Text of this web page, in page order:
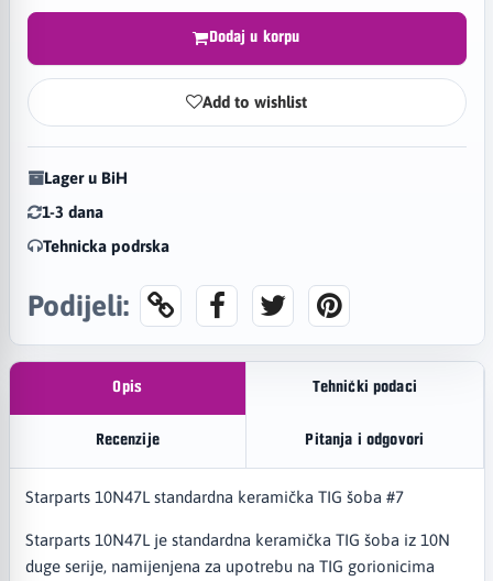
Dodaj u korpu
Add to wishlist
Lager u BiH
1-3 dana
Tehnicka podrska
Podijeli:
Opis Tehnički podaci
Recenzije Pitanja i odgovori
Starparts 10N47L standardna keramička TIG šoba #7
Starparts 10N47L je standardna keramička TIG šoba iz 10N
duge serije, namijenjena za upotrebu na TIG gorionicima